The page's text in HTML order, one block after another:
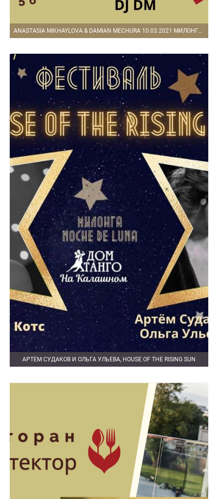
ANASTASIA MIKHAYLOVA & DAMIAN MECHURA 10.03.2021 МИЛОНГА В АРХИТЕКТОРЕ
АРТЕМ СУДАКОВ И ОЛЬГА УЛЬЕВА, HOUSE OF THE RISING SUN